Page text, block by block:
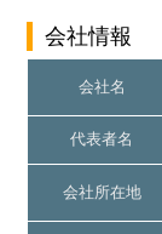
会社情報
会社名
代表者名
会社所在地